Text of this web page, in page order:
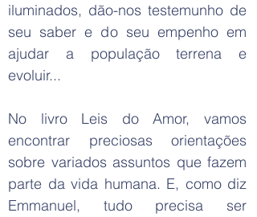
iluminados, dão-nos testemunho de
seu saber e do seu empenho em
ajudar a população terrena e
evoluir...
No livro Leis do Amor, vamos
encontrar preciosas orientações
sobre variados assuntos que fazem
parte da vida humana. E, como diz
Emmanuel, tudo precisa ser